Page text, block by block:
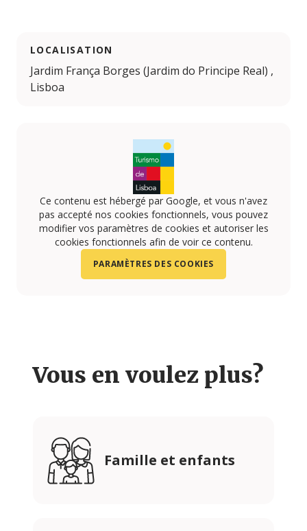
LOCALISATION
Jardim França Borges (Jardim do Principe Real) ,
Lisboa
Ce contenu est hébergé par Google, et vous n'avez
pas accepté nos cookies fonctionnels, vous pouvez
modifier vos paramètres de cookies et autoriser les
cookies fonctionnels afin de voir ce contenu.
PARAMÈTRES DES COOKIES
Vous en voulez plus?
Famille et enfants